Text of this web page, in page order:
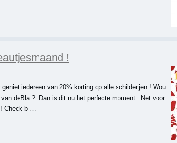
!
geniet iedereen van 20% korting op alle schilderijen ! Wou
van deBla ? Dan is dit nu het perfecte moment. Net voor
Check b …